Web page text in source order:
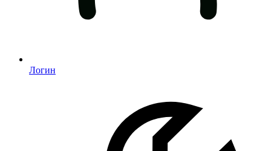
Логин